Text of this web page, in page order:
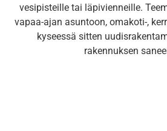
vesipisteille tai läpivienneille.
vapaa-ajan asuntoon, omakoti-,
kyseessä sitten
rakennuksen